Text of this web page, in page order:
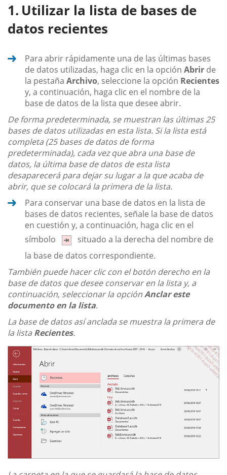
Utilizar la lista de bases de
datos recientes
Para abrir rápidamente una de las últimas bases
de datos utilizadas, haga clic en la opción Abrir de
la pestaña Archivo, seleccione la opción Recientes
y, a continuación, haga clic en el nombre de la
base de datos de la lista que desee abrir.
De forma predeterminada, se muestran las últimas 25
bases de datos utilizadas en esta lista. Si la lista está
completa (25 bases de datos de forma
predeterminada), cada vez que abra una base de
datos, la última base de datos de esta lista
desaparecerá para dejar su lugar a la que acaba de
abrir, que se colocará la primera de la lista.
Para conservar una base de datos en la lista de
bases de datos recientes, señale la base de datos
en cuestión y, a continuación, haga clic en el
símbolo
situado a la derecha del nombre de
la base de datos correspondiente.
También puede hacer clic con el botón derecho en la
base de datos que desee conservar en la lista y, a
continuación, seleccionar la opciónAnclar este
documento en la lista.
La base de datos así anclada se muestra la primera de
la lista Recientes.